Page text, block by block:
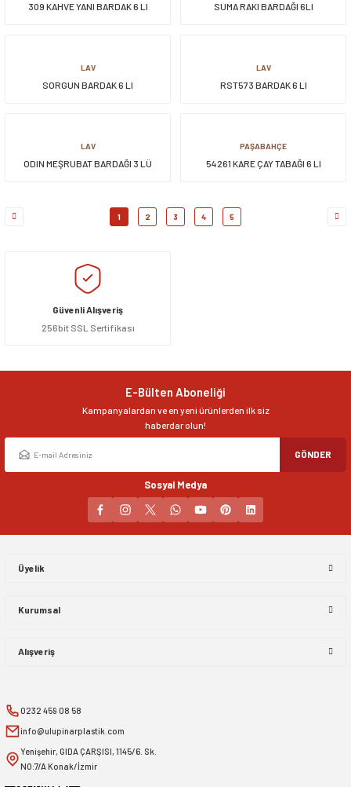
309 KAHVE YANI BARDAK 6 LI SUMA RAKI BARDAĞI 6LI
LAV
SORGUN BARDAK 6 LI
LAV
RST573 BARDAK 6 LI
LAV
ODIN MEŞRUBAT BARDAĞI 3 LÜ
PAŞABAHÇE
54261 KARE ÇAY TABAĞI 6 LI
1 2 3 4 5
Güvenli Alışveriş
256bit SSL Sertifikası
E-Bülten Aboneliği
Kampanyalardan ve en yeni ürünlerden ilk siz
haberdar olun!
GÖNDER
Sosyal Medya
0232 459 08 58
info@ulupinarplastik.com
Yenişehir, GIDA ÇARŞISI, 1145/6. Sk.
NO:7/A Konak/İzmir
Üyelik
Kurumsal
Alışveriş